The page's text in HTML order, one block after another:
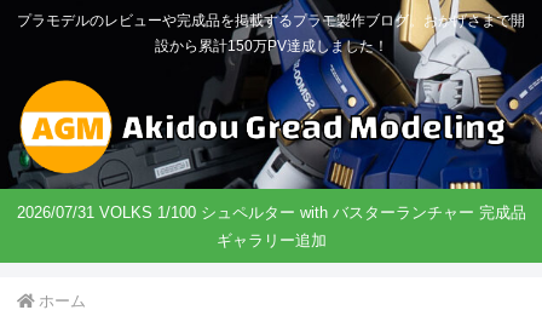
プラモデルのレビューや完成品を掲載するプラモ製作ブログ。おかげさまで開
設から累計150万PV達成しました！
2026/07/31 VOLKS 1/100 シュペルター with バスターランチャー 完成品
ギャラリー追加
ホーム